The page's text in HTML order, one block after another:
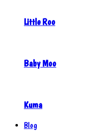
Little Roo
Baby Moo
Kuma
Blog